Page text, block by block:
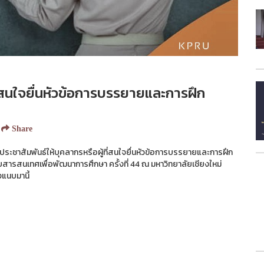
จยื่นหัวข้อการบรรยายและการฝึก
Share
าสัมพันธ์ให้บุคลากรหรือผู้ที่สนใจยื่นหัวข้อการบรรยายและการฝึก
ารสนเทศเพื่อพัฒนาการศึกษา ครั้งที่ 44 ณ มหาวิทยาลัยเชียงใหม่
นบมานี้